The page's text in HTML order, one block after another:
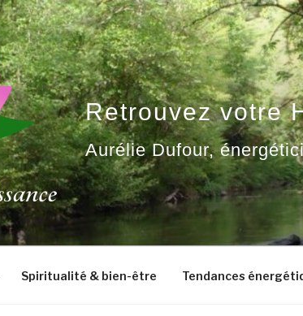
Retrouvez votre
Aurélie Dufour,
Spiritualité & bien-être Tendances